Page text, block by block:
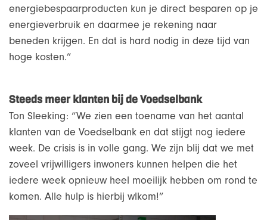
energiebespaarproducten kun je direct besparen op je
energieverbruik en daarmee je rekening naar
beneden krijgen. En dat is hard nodig in deze tijd van
hoge kosten.”
Steeds meer klanten bij de Voedselbank
Ton Sleeking: “We zien een toename van het aantal
klanten van de Voedselbank en dat stijgt nog iedere
week. De crisis is in volle gang. We zijn blij dat we met
zoveel vrijwilligers inwoners kunnen helpen die het
iedere week opnieuw heel moeilijk hebben om rond te
komen. Alle hulp is hierbij wlkom!”